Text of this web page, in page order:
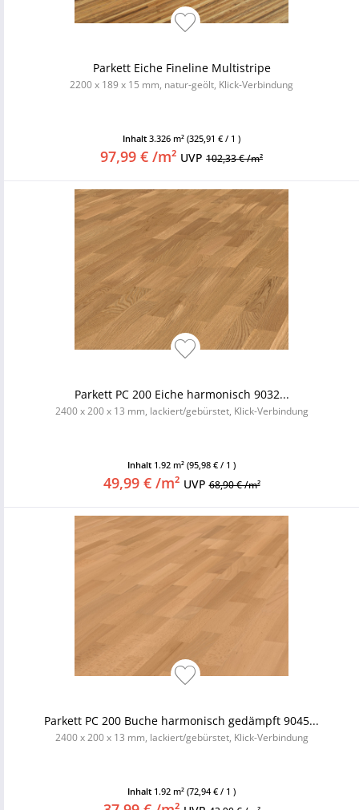
Parkett Eiche Fineline Multistripe
2200 x 189 x 15 mm, natur-geölt, Klick-Verbindung
Inhalt 3.326 m² (325,91 € / 1 )
97,99 € /m² UVP 102,33 € /m²
Parkett PC 200 Eiche harmonisch 9032...
2400 x 200 x 13 mm, lackiert/gebürstet, Klick-Verbindung
Inhalt 1.92 m² (95,98 € / 1 )
49,99 € /m² UVP68,90 € /m²
Parkett PC 200 Buche harmonisch gedämpft 9045...
2400 x 200 x 13 mm, lackiert/gebürstet, Klick-Verbindung
Inhalt 1.92 m² (72,94 € / 1 )